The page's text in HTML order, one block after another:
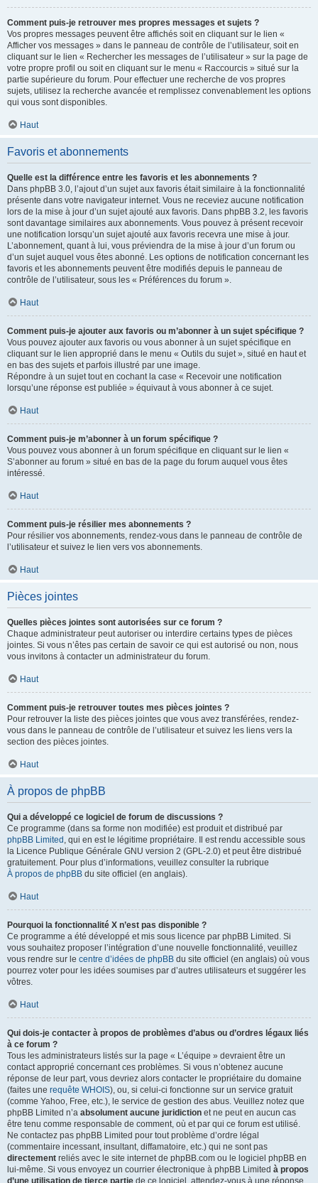
Comment puis-je retrouver mes propres messages et sujets ?
Vos propres messages peuvent être affichés soit en cliquant sur le lien «
Afficher vos messages » dans le panneau de contrôle de l’utilisateur, soit en
cliquant sur le lien « Rechercher les messages de l’utilisateur » sur la page de
votre propre profil ou soit en cliquant sur le menu « Raccourcis » situé sur la
partie supérieure du forum. Pour effectuer une recherche de vos propres
sujets, utilisez la recherche avancée et remplissez convenablement les options
qui vous sont disponibles.
Haut
Favoris et abonnements
Quelle est la différence entre les favoris et les abonnements ?
Dans phpBB 3.0, l’ajout d’un sujet aux favoris était similaire à la fonctionnalité
présente dans votre navigateur internet. Vous ne receviez aucune notification
lors de la mise à jour d’un sujet ajouté aux favoris. Dans phpBB 3.2, les favoris
sont davantage similaires aux abonnements. Vous pouvez à présent recevoir
une notification lorsqu’un sujet ajouté aux favoris recevra une mise à jour.
L’abonnement, quant à lui, vous préviendra de la mise à jour d’un forum ou
d’un sujet auquel vous êtes abonné. Les options de notification concernant les
favoris et les abonnements peuvent être modifiés depuis le panneau de
contrôle de l’utilisateur, sous les « Préférences du forum ».
Haut
Comment puis-je ajouter aux favoris ou m’abonner à un sujet spécifique ?
Vous pouvez ajouter aux favoris ou vous abonner à un sujet spécifique en
cliquant sur le lien approprié dans le menu « Outils du sujet », situé en haut et
en bas des sujets et parfois illustré par une image.
Répondre à un sujet tout en cochant la case « Recevoir une notification
lorsqu’une réponse est publiée » équivaut à vous abonner à ce sujet.
Haut
Comment puis-je m’abonner à un forum spécifique ?
Vous pouvez vous abonner à un forum spécifique en cliquant sur le lien «
S’abonner au forum » situé en bas de la page du forum auquel vous êtes
intéressé.
Haut
Comment puis-je résilier mes abonnements ?
Pour résilier vos abonnements, rendez-vous dans le panneau de contrôle de
l’utilisateur et suivez le lien vers vos abonnements.
Haut
Pièces jointes
Quelles pièces jointes sont autorisées sur ce forum ?
Chaque administrateur peut autoriser ou interdire certains types de pièces
jointes. Si vous n’êtes pas certain de savoir ce qui est autorisé ou non, nous
vous invitons à contacter un administrateur du forum.
Haut
Comment puis-je retrouver toutes mes pièces jointes ?
Pour retrouver la liste des pièces jointes que vous avez transférées, rendez-
vous dans le panneau de contrôle de l’utilisateur et suivez les liens vers la
section des pièces jointes.
Haut
À propos de phpBB
Qui a développé ce logiciel de forum de discussions ?
Ce programme (dans sa forme non modifiée) est produit et distribué par
phpBB Limited , qui en est le légitime propriétaire. Il est rendu accessible sous
la Licence Publique Générale GNU version 2 (GPL-2.0) et peut être distribué
gratuitement. Pour plus d’informations, veuillez consulter la rubrique
À propos de phpBB du site officiel (en anglais).
Haut
Pourquoi la fonctionnalité X n’est pas disponible ?
Ce programme a été développé et mis sous licence par phpBB Limited. Si
vous souhaitez proposer l’intégration d’une nouvelle fonctionnalité, veuillez
vous rendre sur le centre d’idées de phpBB du site officiel (en anglais) où vous
pourrez voter pour les idées soumises par d’autres utilisateurs et suggérer les
vôtres.
Haut
Qui dois-je contacter à propos de problèmes d’abus ou d’ordres légaux liés
à ce forum ?
Tous les administrateurs listés sur la page « L’équipe » devraient être un
contact approprié concernant ces problèmes. Si vous n’obtenez aucune
réponse de leur part, vous devriez alors contacter le propriétaire du domaine
(faites une requête WHOIS), ou, si celui-ci fonctionne sur un service gratuit
(comme Yahoo, Free, etc.), le service de gestion des abus. Veuillez notez que
phpBB Limited n’a absolument aucune juridiction et ne peut en aucun cas
être tenu comme responsable de comment, où et par qui ce forum est utilisé.
Ne contactez pas phpBB Limited pour tout problème d’ordre légal
(commentaire incessant, insultant, diffamatoire, etc.) qui ne sont pas
directement reliés avec le site internet de phpBB.com ou le logiciel phpBB en
lui-même. Si vous envoyez un courrier électronique à phpBB Limited à propos
d’une utilisation de tierce partie de ce logiciel, attendez-vous à une réponse